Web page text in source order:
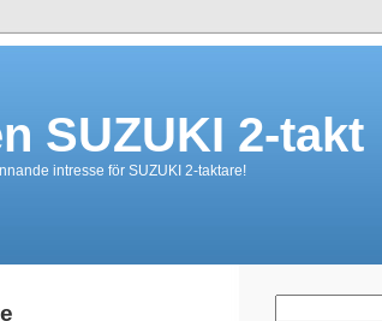
SUZUKI 2-takt
intresse för SUZUKI 2-taktare!